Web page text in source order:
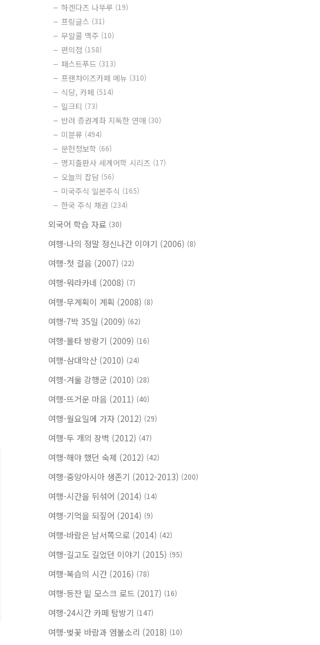
하겐다즈 나뚜루 (19)
프링글스 (31)
무알콜 맥주 (10)
편의점 (158)
패스트푸드 (313)
프랜차이즈카페 메뉴 (310)
식당, 카페 (514)
밀크티 (73)
반려 증권계좌 지독한 연애 (30)
미분류 (494)
문헌정보학 (66)
명지출판사 세계어학 시리즈 (17)
오늘의 잡담 (56)
미국주식 일본주식 (165)
한국 주식 채권 (234)
외국어 학습 자료 (30)
여행-나의 정말 정신나간 이야기 (2006) (8)
여행-첫 걸음 (2007) (22)
여행-뭐라카네 (2008) (7)
여행-무계획이 계획 (2008) (8)
여행-7박 35일 (2009) (62)
여행-몰타 방랑기 (2009) (16)
여행-삼대악산 (2010) (24)
여행-겨울 강행군 (2010) (28)
여행-뜨거운 마음 (2011) (40)
여행-월요일에 가자 (2012) (29)
여행-두 개의 장벽 (2012) (47)
여행-해야 했던 숙제 (2012) (42)
여행-중앙아시아 생존기 (2012-2013) (200)
여행-시간을 뒤섞어 (2014) (14)
여행-기억을 되짚어 (2014) (9)
여행-바람은 남서쪽으로 (2014) (42)
여행-길고도 길었던 이야기 (2015) (95)
여행-복습의 시간 (2016) (78)
여행-등잔 밑 모스크 로드 (2017) (16)
여행-24시간 카페 탐방기 (147)
여행-벚꽃 바람과 염불소리 (2018) (10)